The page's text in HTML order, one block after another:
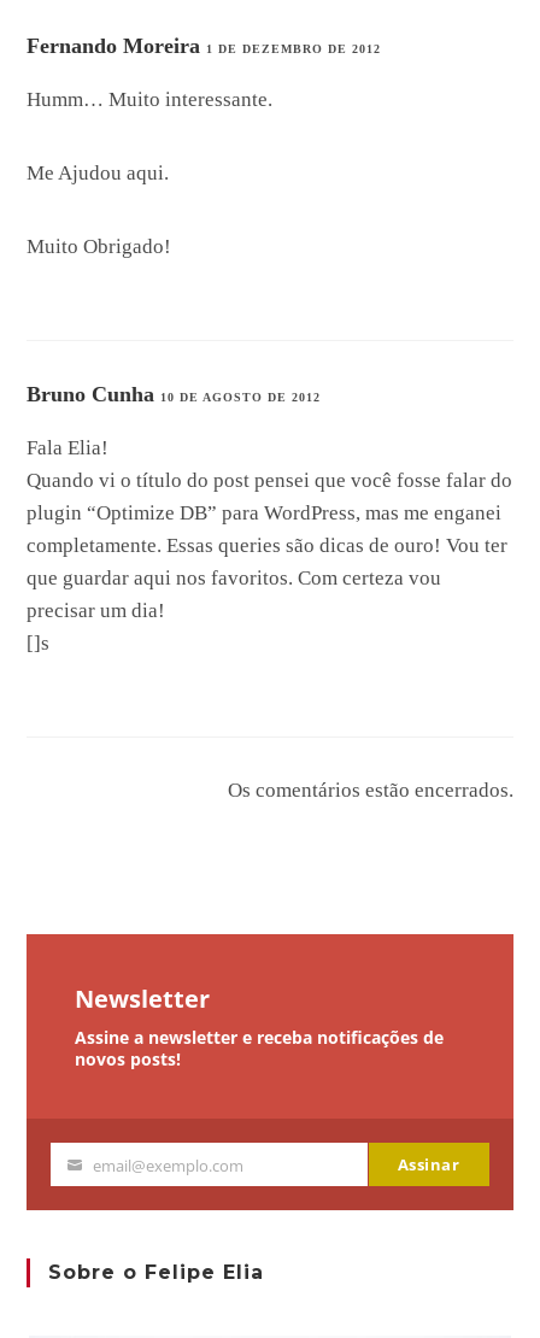
Fernando Moreira 1 DE DEZEMBRO DE 2012
Humm… Muito interessante.
Me Ajudou aqui.
Muito Obrigado!
Bruno Cunha 10 DE AGOSTO DE 2012
Fala Elia!
Quando vi o título do post pensei que você fosse falar do
plugin “Optimize DB” para WordPress, mas me enganei
completamente. Essas queries são dicas de ouro! Vou ter
que guardar aqui nos favoritos. Com certeza vou
precisar um dia!
[]s
Os comentários estão encerrados.
Newsletter
Assine a newsletter e receba notificações de
novos posts!
Seu
email@exemplo.com Assinar
Sobre o Felipe Elia